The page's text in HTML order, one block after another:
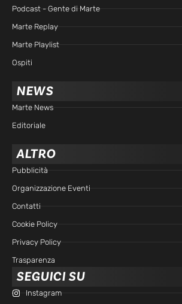
Podcast - Gente di Marte
Marte Replay
Marte Playlist
Ospiti
NEWS
Marte News
Editoriale
ALTRO
Pubblicità
Organizzazione Eventi
Contatti
Cookie Policy
Privacy Policy
Trasparenza
SEGUICI SU
Instagram